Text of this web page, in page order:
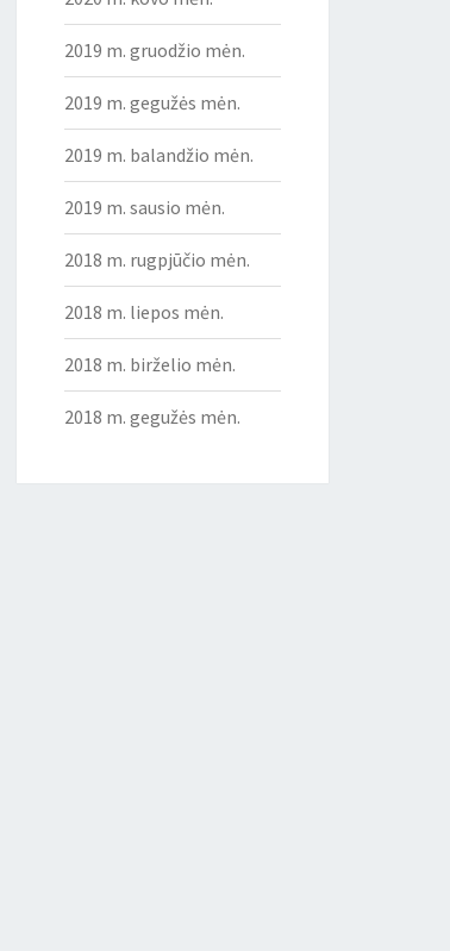
2019 m. gruodžio mėn.
2019 m. gegužės mėn.
2019 m. balandžio mėn.
2019 m. sausio mėn.
2018 m. rugpjūčio mėn.
2018 m. liepos mėn.
2018 m. birželio mėn.
2018 m. gegužės mėn.